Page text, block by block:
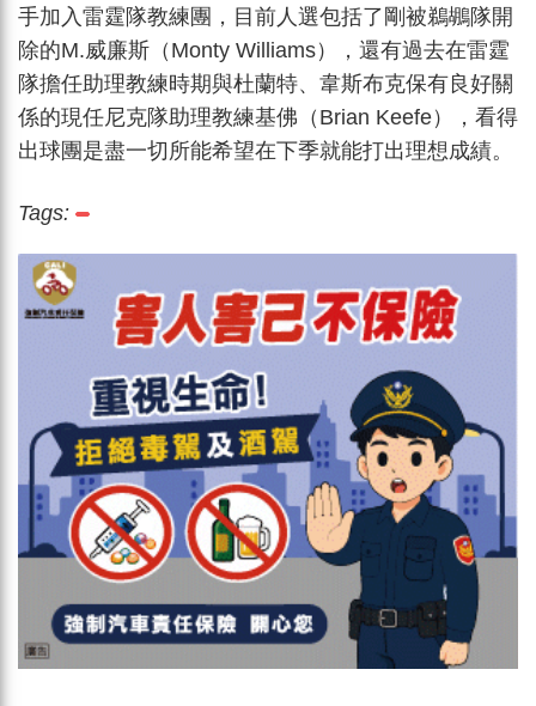
手加入雷霆隊教練團，目前人選包括了剛被鵜鶘隊開
除的M.威廉斯（Monty Williams），還有過去在雷霆
隊擔任助理教練時期與杜蘭特、韋斯布克保有良好關
係的現任尼克隊助理教練基佛（Brian Keefe），看得
出球團是盡一切所能希望在下季就能打出理想成績。
Tags: